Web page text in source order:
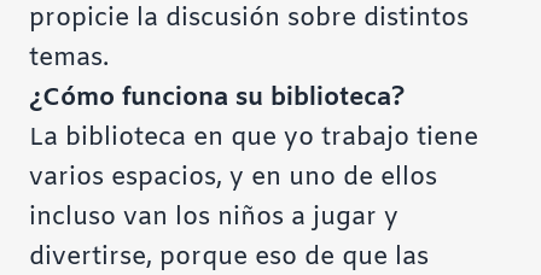
propicie la discusión sobre distintos
temas.
¿Cómo funciona su biblioteca?
La biblioteca en que yo trabajo tiene
varios espacios, y en uno de ellos
incluso van los niños a jugar y
divertirse, porque eso de que las